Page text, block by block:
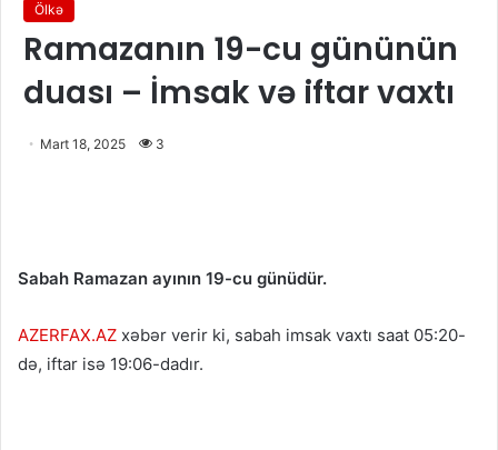
Ölkə
Ramazanın 19-cu gününün
duası – İmsak və iftar vaxtı
Mart 18, 2025 3
Sabah Ramazan ayının 19-cu günüdür.
AZERFAX.AZ xəbər verir ki, sabah imsak vaxtı saat 05:20-
də, iftar isə 19:06-dadır.